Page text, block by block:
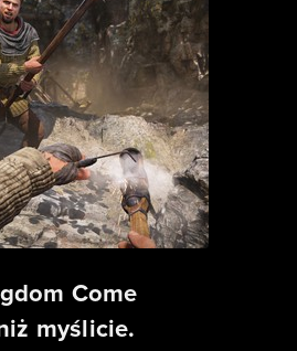
Come
myślicie.